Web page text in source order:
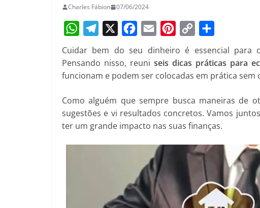
Charles Fábion 07/06/2024
h
a
s
A
e
l
g
r
a
c
b
o
m
a
l
i
n
e
s
t
o
p
L
i
h
a
e
Cuidar bem do seu dinheiro é essencial para
Pensando nisso, reuni seis dicas práticas para
funcionam e podem ser colocadas em prática sem
Como alguém que sempre busca maneiras de
sugestões e vi resultados concretos. Vamos
ter um grande impacto nas suas finanças.